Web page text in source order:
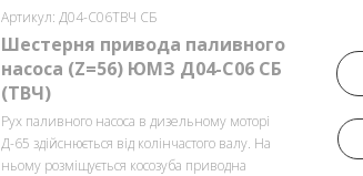
Артикул: Д04-С06ТВЧ СБ
Шестерня привода паливного
насоса (Z=56) ЮМЗ Д04-С06 СБ
(ТВЧ)
Рух паливного насоса в дизельному моторі
Д-65 здійснюється від колінчастого валу. На
ньому розміщується косозуба приводна